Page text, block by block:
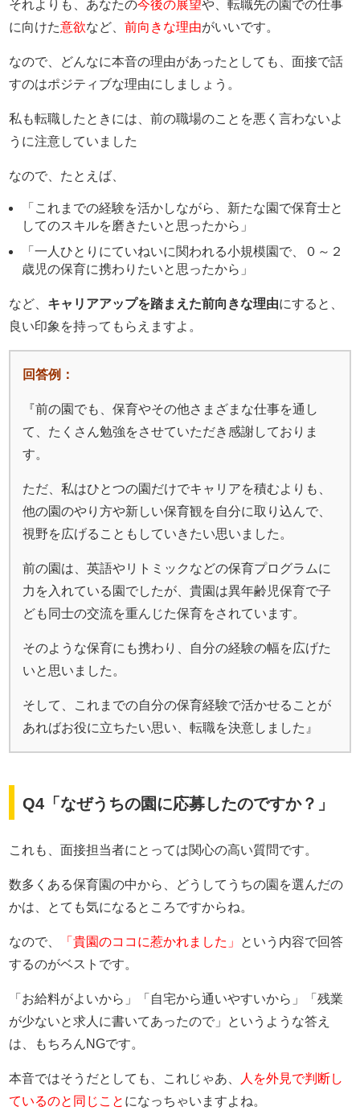
それよりも、あなたの今後の展望や、転職先の園での仕事
に向けた意欲など、前向きな理由がいいです。
なので、どんなに本音の理由があったとしても、面接で話
すのはポジティブな理由にしましょう。
私も転職したときには、前の職場のことを悪く言わないよ
うに注意していました
なので、たとえば、
「これまでの経験を活かしながら、新たな園で保育士と
してのスキルを磨きたいと思ったから」
「一人ひとりにていねいに関われる小規模園で、０～２
歳児の保育に携わりたいと思ったから」
など、 キャリアアップを踏まえた前向きな理由にすると、
良い印象を持ってもらえますよ。
回答例：
『前の園でも、保育やその他さまざまな仕事を通し
て、たくさん勉強をさせていただき感謝しておりま
す。
ただ、私はひとつの園だけでキャリアを積むよりも、
他の園のやり方や新しい保育観を自分に取り込んで、
視野を広げることもしていきたい思いました。
前の園は、英語やリトミックなどの保育プログラムに
力を入れている園でしたが、貴園は異年齢児保育で子
ども同士の交流を重んじた保育をされています。
そのような保育にも携わり、自分の経験の幅を広げた
いと思いました。
そして、これまでの自分の保育経験で活かせることが
あればお役に立ちたい思い、転職を決意しました』
Q4「なぜうちの園に応募したのですか？」
これも、面接担当者にとっては関心の高い質問です。
数多くある保育園の中から、どうしてうちの園を選んだの
かは、とても気になるところですからね。
なので、 「貴園のココに惹かれました」
という内容で回答
するのがベストです。
「お給料がよいから」「自宅から通いやすいから」「残業
が少ないと求人に書いてあったので」というような答え
は、もちろんNGです。
本音ではそうだとしても、これじゃあ、
人を外見で判断し
ているのと同じこと になっちゃいますよね。